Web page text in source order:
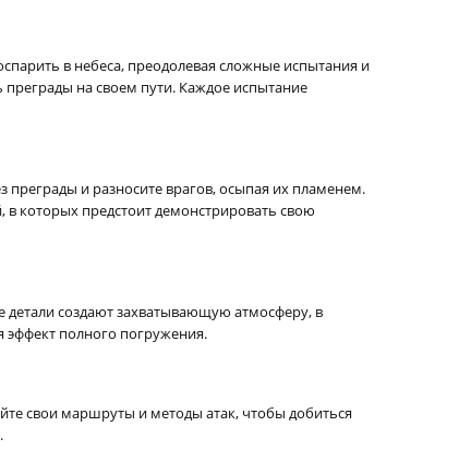
в небеса, преодолевая сложные испытания и
на своем пути. Каждое испытание
и разносите врагов, осыпая их пламенем.
которых предстоит демонстрировать свою
создают захватывающую атмосферу, в
эффект полного погружения.
свои маршруты и методы атак, чтобы добиться